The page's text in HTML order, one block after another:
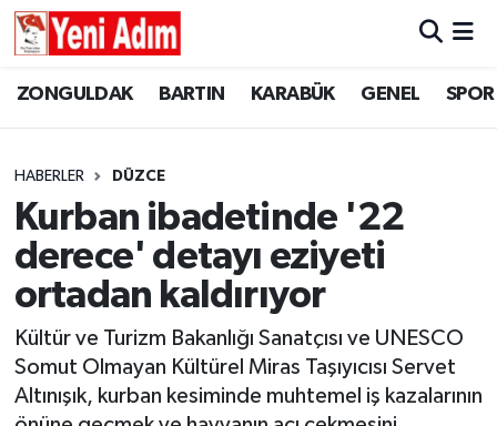
ZONGULDAK BARTIN KARABÜK GENEL SPOR
HABERLER DÜZCE
Kurban ibadetinde '22
derece' detayı eziyeti
ortadan kaldırıyor
Kültür ve Turizm Bakanlığı Sanatçısı ve UNESCO
Somut Olmayan Kültürel Miras Taşıyıcısı Servet
Altınışık, kurban kesiminde muhtemel iş kazalarının
ZONGULDAK
GÜNCEL
SİYASET
RESMİ İLAN
ZONGULDAK
KARABÜK
GENEL
SPOR
SİYASET
Zonguldak Hava Durumu
Süper Lig Puan Durumu ve Fikstür
Tüm Manşetler
Son Dakika Haberleri
Haber Arşivi